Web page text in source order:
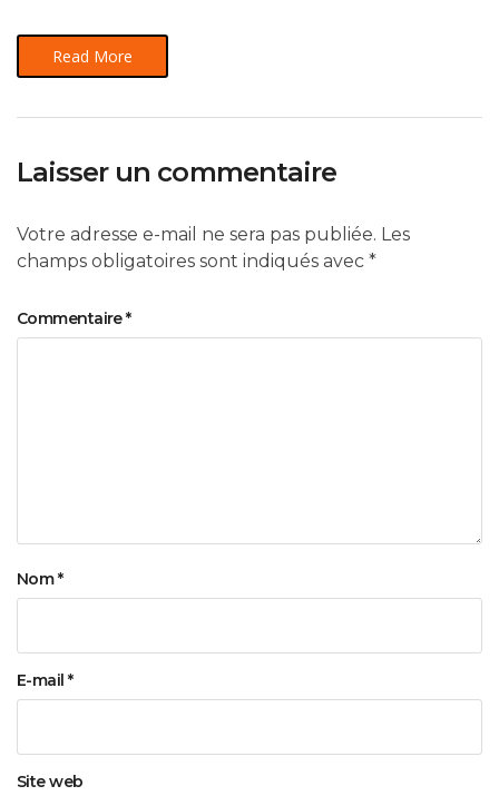
Read More
Laisser un commentaire
Votre adresse e-mail ne sera pas publiée. Les
champs obligatoires sont indiqués avec *
Commentaire*
Nom*
E-mail*
Site web